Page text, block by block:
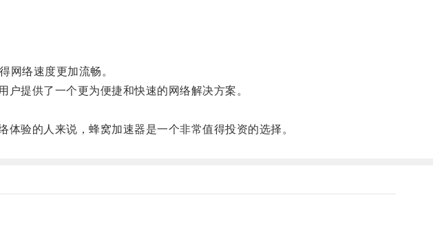
络速度更加流畅。
提供了一个更为便捷和快速的网络解决方案。
验的人来说，蜂窝加速器是一个非常值得投资的选择。